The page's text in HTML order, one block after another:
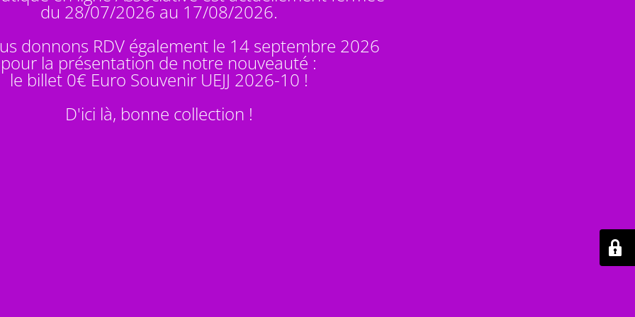
du 28/07/2026 au 17/08/2026.
donnons RDV également le 14 septembre 2026
pour la présentation de notre nouveauté :
le billet 0€ Euro Souvenir UEJJ 2026-10 !
D'ici là, bonne collection !